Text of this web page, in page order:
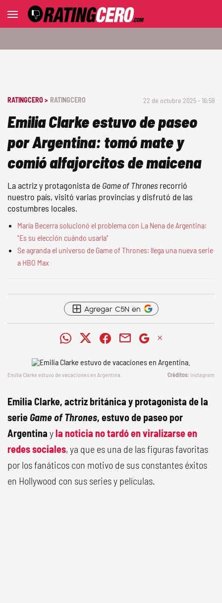
RATINGCERO > RATINGCERO 22 de octubre 2025 - 16:59
Emilia Clarke estuvo de paseo
por Argentina: tomó mate y
comió alfajorcitos de maicena
La actriz y protagonista de Game of Thrones recorrió
nuestro país, visitó varias provincias y disfrutó de las
costumbres locales.
María Becerra solucionó el problema con La Nena de Argentina:
"Es su elección cuándo usarla"
Se agranda el universo de Game of Thrones: llega una nueva serie
a HBO Max
Agregar C5N en
Emilia Clarke estuvo de vacaciones en Argentina. Instagram
Emilia Clarke, actriz británica y protagonista de la
serie Game of Thrones, estuvo de paseo por
Argentina yla noticia no tardó en viralizarse en
redes sociales, ya que es una de las figuras favoritas
por los fanáticos con motivo de sus constantes éxitos
en Hollywood con sus series y películas.